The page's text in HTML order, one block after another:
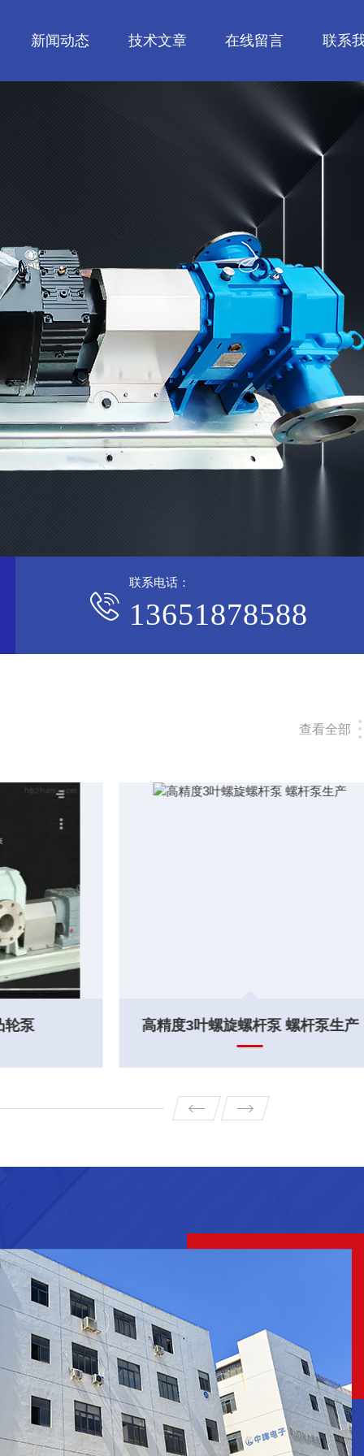
新闻动态 技术文章 在线留言 联系
联系电话：
13651878588
查看全部
杆泵生产 单螺杆泵设备 转子泵